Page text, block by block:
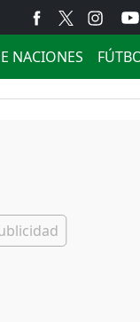
NACIONES